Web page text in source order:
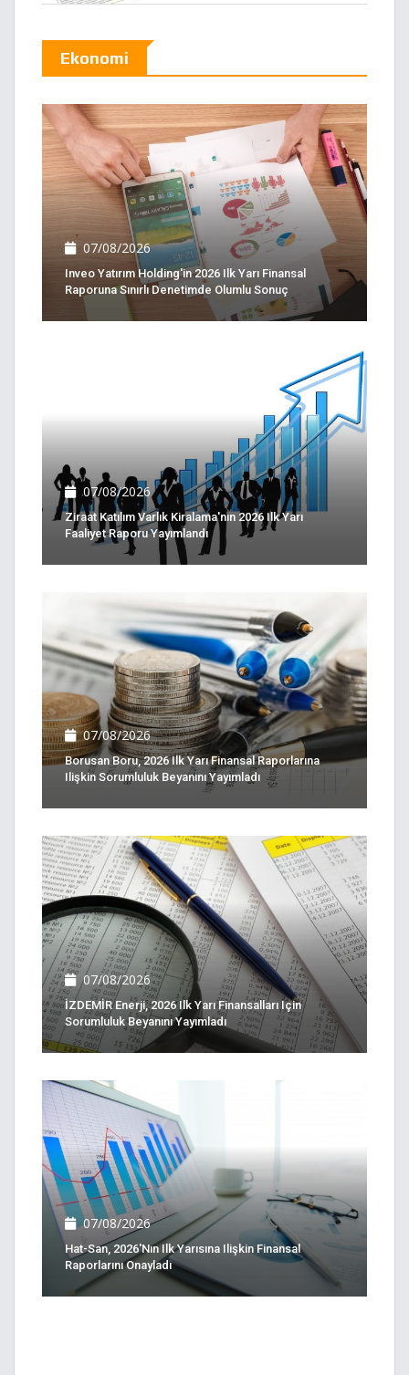
Ekonomi
07/08/2026
Inveo Yatırım Holding'in 2026 Ilk Yarı Finansal
Raporuna Sınırlı Denetimde Olumlu Sonuç
07/08/2026
Ziraat Katılım Varlık Kiralama'nın 2026 Ilk Yarı
Faaliyet Raporu Yayımlandı
07/08/2026
Borusan Boru, 2026 Ilk Yarı Finansal Raporlarına
Ilişkin Sorumluluk Beyanını Yayımladı
07/08/2026
İZDEMİR Enerji, 2026 Ilk Yarı Finansalları Için
Sorumluluk Beyanını Yayımladı
07/08/2026
Hat-San, 2026'nın Ilk Yarısına Ilişkin Finansal
Raporlarını Onayladı